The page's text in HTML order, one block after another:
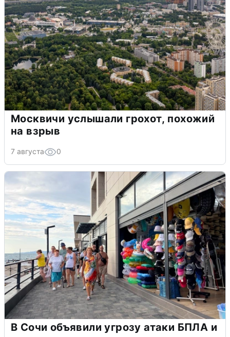
Москвичи услышали грохот, похожий
на взрыв
7 августа 0
В Сочи объявили угрозу атаки БПЛА и